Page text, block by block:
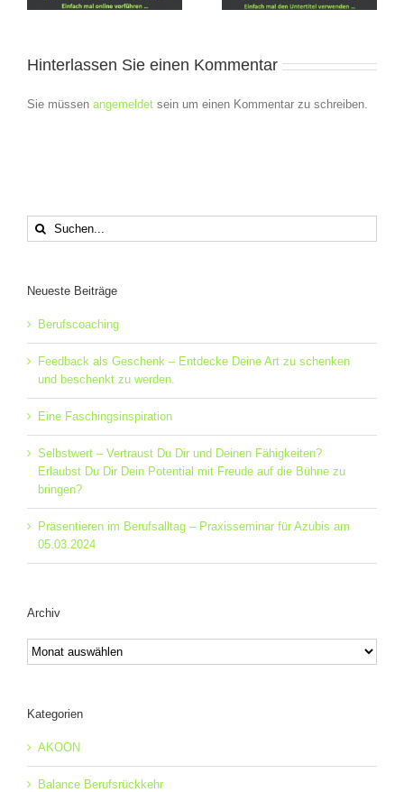
Hinterlassen Sie einen Kommentar
Sie müssen angemeldet sein um einen Kommentar zu schreiben.
Suche
nach:
Neueste Beiträge
Berufscoaching
Feedback als Geschenk – Entdecke Deine Art zu schenken
und beschenkt zu werden.
Eine Faschingsinspiration
Selbstwert – Vertraust Du Dir und Deinen Fähigkeiten?
Erlaubst Du Dir Dein Potential mit Freude auf die Bühne zu
bringen?
Präsentieren im Berufsalltag – Praxisseminar für Azubis am
05.03.2024
Archiv
Archiv
Kategorien
AKOON
Balance Berufsrückkehr